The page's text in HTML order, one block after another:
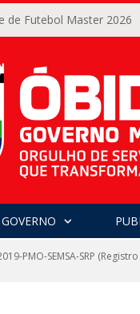
de Futebol Master 2026
2019-PMO-SEMSA-SRP